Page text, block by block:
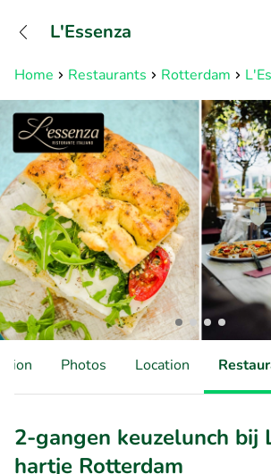
Home Restaurants Rotterdam
L'Essenza
Photos Location
2-gangen keuzelunch bij
hartje Rotterdam